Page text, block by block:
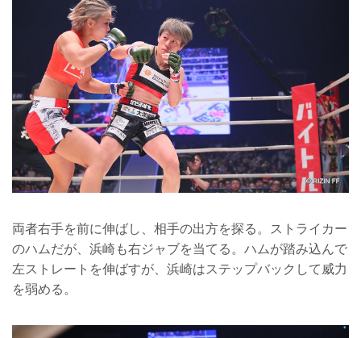
両者右手を前に伸ばし、相手の出方を探る。ストライカー
のハムだが、浜崎も右ジャブを当てる。ハムが踏み込んで
左ストレートを伸ばすが、浜崎はステップバックして威力
を弱める。